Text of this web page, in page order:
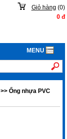
Giỏ hàng (0)
0đ
MENU
>>Ống nhựa PVC